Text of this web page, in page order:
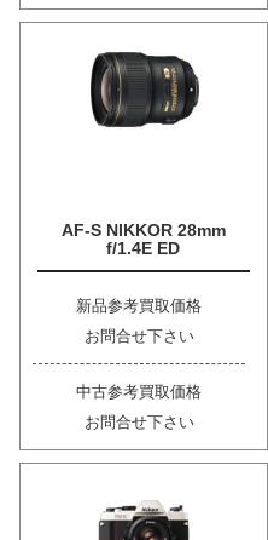
AF-S NIKKOR 28mm
f/1.4E ED
新品参考買取価格
お問合せ下さい
中古参考買取価格
お問合せ下さい